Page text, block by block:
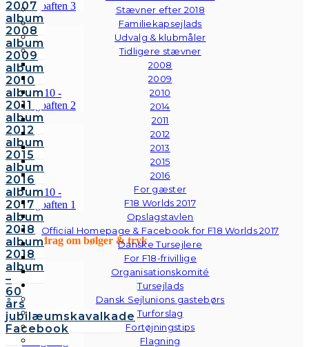
Stævner efter 2018
Familiekapsejlads
Udvalg & klubmåler
Tidligere stævner
2008
2009
2010
2014
2011
2012
2013
2015
2016
For gæster
F18 Worlds 2017
Opslagstavlen
Official Homepage & Facebook for F18 Worlds 2017
Danske Tursejlere
For F18-frivillige
Organisationskomité
Tursejlads
Dansk Sejlunions gastebørs
Turforslag
Fortøjningstips
Flagning
2007
album
2008
album
2009
album
2010
album
2011
album
2012
album
2015
album
2016
album
2017
album
2018
album
2018
album
–
60
års
jubilæumskavalkade
Facebook
Foredrag om bølger & tryk